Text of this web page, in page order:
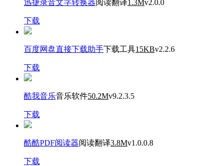
迅捷录音文字转换器 阅读翻译1.3Mv2.0.0
下载
百度网盘直接下载助手下载工具15KBv2.2.6
下载
酷我音乐音乐软件50.2Mv9.2.3.5
下载
酷酷PDF阅读器阅读翻译3.8Mv1.0.0.8
下载